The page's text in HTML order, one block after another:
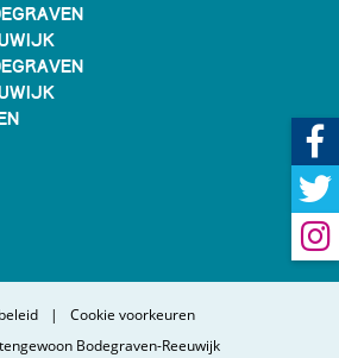
Bodegraven-Reeuwijk
Cookie voorkeuren